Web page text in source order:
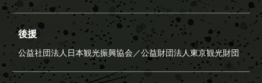
後援
公益社団法人日本観光振興協会／公益財団法人東京観光財団